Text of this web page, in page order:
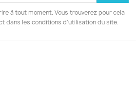
à tout moment. Vous trouverez pour cela
dans les conditions d'utilisation du site.